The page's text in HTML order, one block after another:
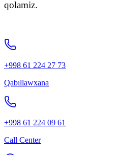
qolamiz.
+998 61 224 27 73
Qabıllawxana
+998 61 224 09 61
Call Center